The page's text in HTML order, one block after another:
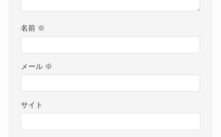
名前 ※
メール ※
サイト